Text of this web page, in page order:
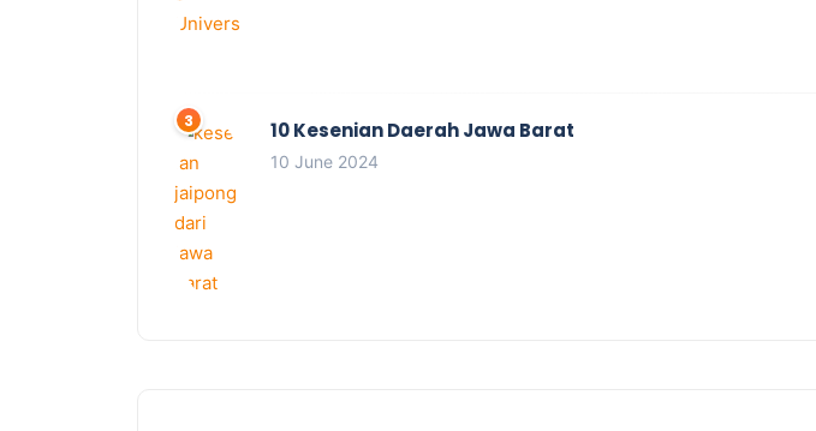
10 Kesenian Daerah Jawa Barat
10 June 2024